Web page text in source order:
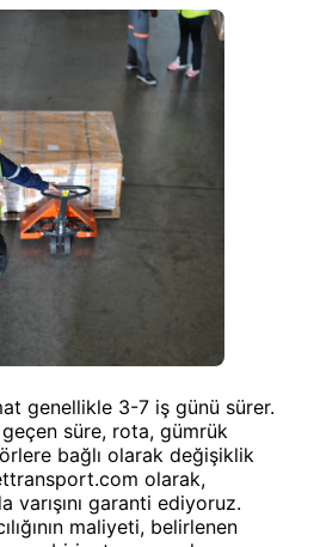
genellikle 3-7 iş günü sürer.
geçen süre, rota, gümrük
bağlı olarak değişiklik
olarak,
varışını garanti ediyoruz.
maliyeti, belirlenen